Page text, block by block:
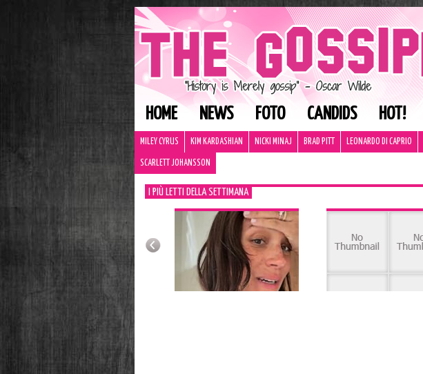
HOME NEWS FOTO CANDIDS HOT!
MILEY CYRUS KIM KARDASHIAN NICKI MINAJ BRAD PITT LEONARDO DI CAPRIO
SCARLETT JOHANSSON
I PIÙ LETTI DELLA SETTIMANA